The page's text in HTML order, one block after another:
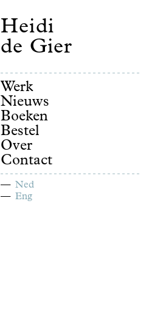
Heidi
de Gier
Werk
Nieuws
Boeken
Bestel
Over
Contact
Ned
Eng